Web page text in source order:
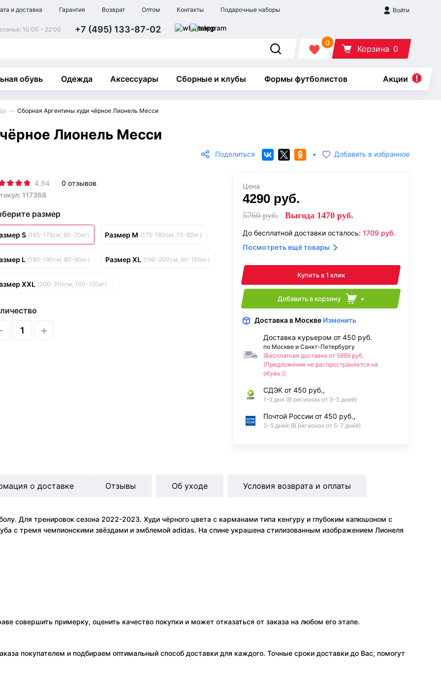
и доставка Гарантия Возврат Оптом Контакты Подарочные наборы Войти
10:00 - 22:00 +7 (495) 133-87-02
0
Корзина 0
обувь Одежда Аксессуары Сборные и клубы Формы футболистов Акции
Сборная Аргентины худи чёрное Лионель Месси
Лионель Месси
Поделиться • Добавить в избранное
4.94
0 отзывов
117368
размер
S (165-175см, 60-70кг) Размер M (175-180см, 70-80кг)
L (180-190см, 80-90кг) Размер XL (190-200см, 90-100кг)
XXL (200-210см, 100-120кг)
+
Цена
4290 руб.
5760руб. Выгода 1470 руб.
До бесплатной доставки осталось: 1709 руб.
Посмотреть ещё товары
Купить в 1 клик
Добавить в корзину +
Доставка в Москве Изменить
Доставка курьером от 450 руб.
по Москве и Санкт-Петербургу
(Бесплатная доставка от 5999 руб.
(Предложение не распространяется на
обувь.))
СДЭК от 450 руб.,
1-2 дня (В регионах от 3-5 дней)
Почтой России от 450 руб.,
3-5 дней (В регионах от 5-7 дней)
Для тренировок сезона 2022-2023. Худи чёрного цвета с карманами типа кенгуру и глубоким капюшоном с
с тремя чемпионскими звёздами и эмблемой adidas. На спине украшена стилизованным изображением Лионеля
о доставке Отзывы Об уходе Условия возврата и оплаты
совершить примерку, оценить качество покупки и может отказаться от заказа на любом его этапе.
покупателем и подбираем оптимальный способ доставки для каждого. Точные сроки доставки до Вас, помогут